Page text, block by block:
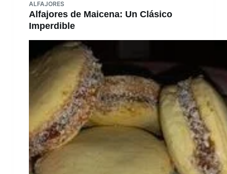
ALFAJORES
Alfajores de Maicena: Un Clásico
Imperdible